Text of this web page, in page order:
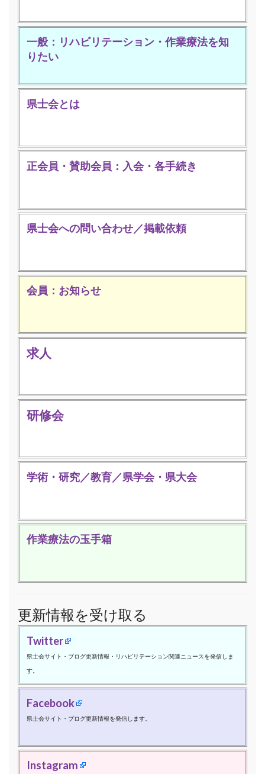
一般：リハビリテーション・作業療法を知
りたい
県士会とは
正会員・賛助会員：入会・各手続き
県士会への問い合わせ／掲載依頼
会員：お知らせ
求人
研修会
学術・研究／教育／県学会・県大会
作業療法の玉手箱
更新情報を受け取る
Twitter
県士会サイト・ブログ更新情報・リハビリテーション関連ニュースを発信しま
す。
Facebook
県士会サイト・ブログ更新情報を発信します。
Instagram